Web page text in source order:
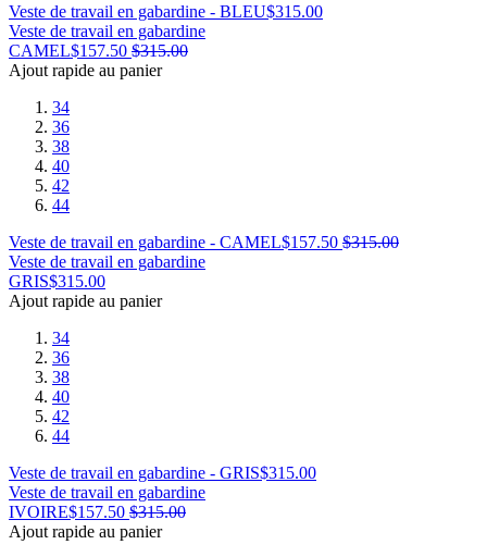
Veste de travail en gabardine - BLEU$315.00
Veste de travail en gabardine
CAMEL$157.50 $315.00
Ajout rapide au panier
34
36
38
40
42
44
Veste de travail en gabardine - CAMEL$157.50 $315.00
Veste de travail en gabardine
GRIS$315.00
Ajout rapide au panier
34
36
38
40
42
44
Veste de travail en gabardine - GRIS$315.00
Veste de travail en gabardine
IVOIRE$157.50 $315.00
Ajout rapide au panier